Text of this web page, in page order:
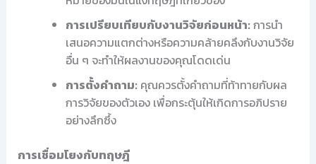
การเปรียบเทียบกับงานวิจัยก่อนหน้า: การนำ
เสนอความแตกต่างหรือความคล้ายคลึงกับงานวิจัย
อื่น ๆ จะทำให้ผลงานของคุณโดดเด่น
การตั้งคำถาม: คุณควรตั้งคำถามที่ท้าทายกับผล
การวิจัยของตัวเอง เพื่อกระตุ้นให้เกิดการอภิปราย
อย่างลึกซึ้ง
การเชื่อมโยงกับทฤษฎี